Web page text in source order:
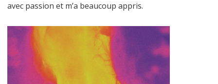
avec passion et m’a beaucoup appris.